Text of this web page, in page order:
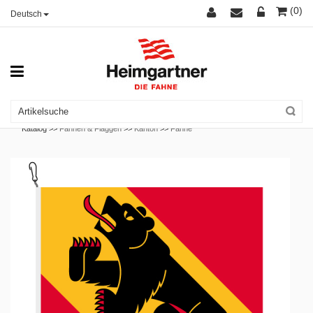
Deutsch (0)
Katalog >>Fahnen & Flaggen >>Kanton >>Fahne